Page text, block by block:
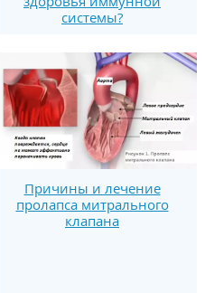
системы?
Причины и лечение
пролапса митрального
клапана